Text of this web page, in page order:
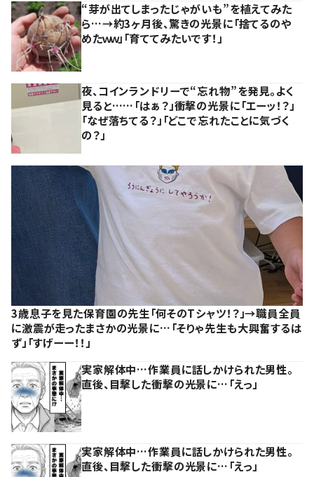
“芽が出てしまったじゃがいも”を植えてみた
ら…→約3ヶ月後、驚きの光景に「捨てるのや
めたｗｗ」「育ててみたいです！」
夜、コインランドリーで“忘れ物”を発見。よく
見ると……「はぁ？」衝撃の光景に「エーッ！？」
「なぜ落ちてる？」「どこで忘れたことに気づく
の？」
3歳息子を見た保育園の先生「何そのTシャツ！？」→職員全員
に激震が走ったまさかの光景に…「そりゃ先生も大興奮するは
ず」「すげーー！！」
実家解体中…作業員に話しかけられた男性。
直後、目撃した衝撃の光景に…「えっ」
実家解体中…作業員に話しかけられた男性。
直後、目撃した衝撃の光景に…「えっ」